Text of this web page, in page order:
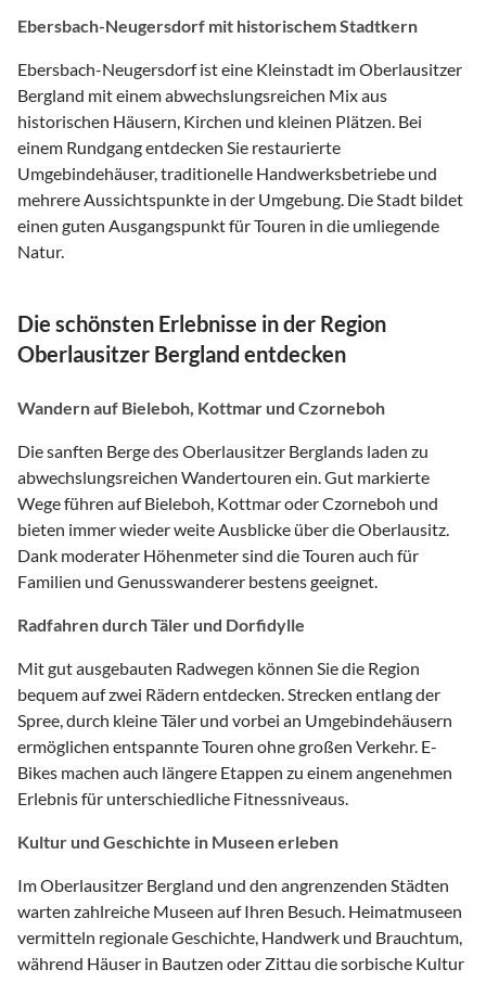
Ebersbach-Neugersdorf mit historischem Stadtkern
Ebersbach-Neugersdorf ist eine Kleinstadt im Oberlausitzer
Bergland mit einem abwechslungsreichen Mix aus
historischen Häusern, Kirchen und kleinen Plätzen. Bei
einem Rundgang entdecken Sie restaurierte
Umgebindehäuser, traditionelle Handwerksbetriebe und
mehrere Aussichtspunkte in der Umgebung. Die Stadt bildet
einen guten Ausgangspunkt für Touren in die umliegende
Natur.
Die schönsten Erlebnisse in der Region
Oberlausitzer Bergland entdecken
Wandern auf Bieleboh, Kottmar und Czorneboh
Die sanften Berge des Oberlausitzer Berglands laden zu
abwechslungsreichen Wandertouren ein. Gut markierte
Wege führen auf Bieleboh, Kottmar oder Czorneboh und
bieten immer wieder weite Ausblicke über die Oberlausitz.
Dank moderater Höhenmeter sind die Touren auch für
Familien und Genusswanderer bestens geeignet.
Radfahren durch Täler und Dorfidylle
Mit gut ausgebauten Radwegen können Sie die Region
bequem auf zwei Rädern entdecken. Strecken entlang der
Spree, durch kleine Täler und vorbei an Umgebindehäusern
ermöglichen entspannte Touren ohne großen Verkehr. E-
Bikes machen auch längere Etappen zu einem angenehmen
Erlebnis für unterschiedliche Fitnessniveaus.
Kultur und Geschichte in Museen erleben
Im Oberlausitzer Bergland und den angrenzenden Städten
warten zahlreiche Museen auf Ihren Besuch. Heimatmuseen
vermitteln regionale Geschichte, Handwerk und Brauchtum,
während Häuser in Bautzen oder Zittau die sorbische Kultur